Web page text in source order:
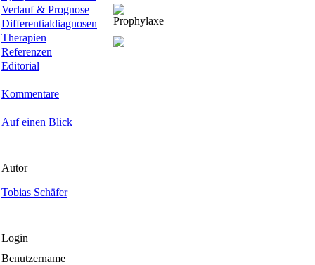
Verlauf & Prognose
Differentialdiagnosen
Therapien
Referenzen
Editorial
Kommentare
Auf einen Blick
Autor
Tobias Schäfer
Login
Benutzername
Prophylaxe